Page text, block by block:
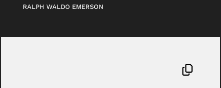
RALPH WALDO EMERSON